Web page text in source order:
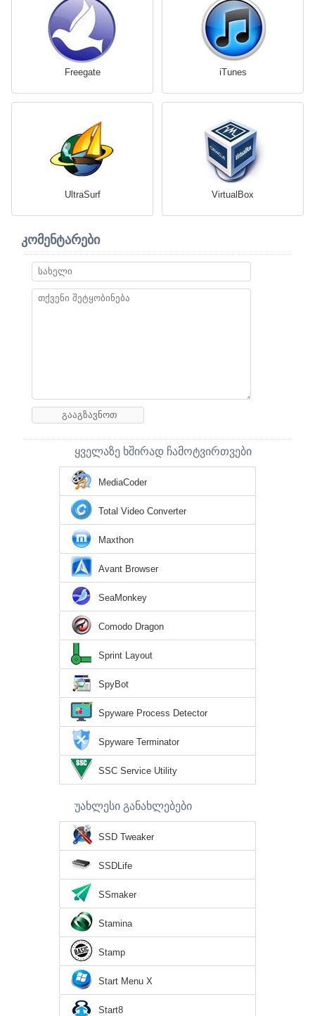
Freegate iTunes
UltraSurf VirtualBox
კომენტარები
ყველაზე ხშირად ჩამოტვირთვები
MediaCoder
Total Video Converter
Maxthon
Avant Browser
SeaMonkey
Comodo Dragon
Sprint Layout
SpyBot
Spyware Process Detector
Spyware Terminator
SSC Service Utility
უახლესი განახლებები
SSD Tweaker
SSDLife
SSmaker
Stamina
Stamp
Start Menu X
Start8